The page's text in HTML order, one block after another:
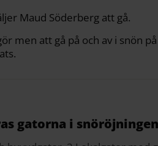
Maud Söderberg att gå.
men att gå på och av i snön
gatorna i